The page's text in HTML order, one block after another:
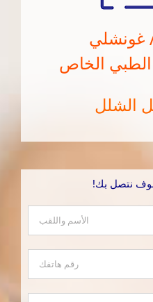
غونشلي
الخاص
الشلل
نتصل بك!